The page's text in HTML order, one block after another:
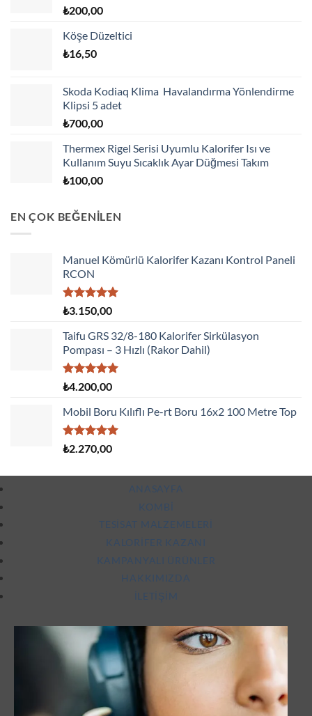
₺200,00
Köşe Düzeltici
₺16,50
Skoda Kodiaq Klima Havalandırma Yönlendirme
Klipsi 5 adet
₺700,00
Thermex Rigel Serisi Uyumlu Kalorifer Isı ve
Kullanım Suyu Sıcaklık Ayar Düğmesi Takım
₺100,00
EN ÇOK BEĞENİLEN
Manuel Kömürlü Kalorifer Kazanı Kontrol Paneli
RCON
5 üzerinden
oy
aldı
₺3.150,00
Taifu GRS 32/8-180 Kalorifer Sirkülasyon
Pompası – 3 Hızlı (Rakor Dahil)
5 üzerinden
oy
aldı
₺4.200,00
Mobil Boru Kılıflı Pe-rt Boru 16x2 100 Metre Top
5 üzerinden
oy
₺2.270,00
ANASAYFA
KOMBI
TESISAT MALZEMELERI
KALORIFER KAZANI
KAMPANYALI ÜRÜNLER
HAKKIMIZDA
İLETIŞIM